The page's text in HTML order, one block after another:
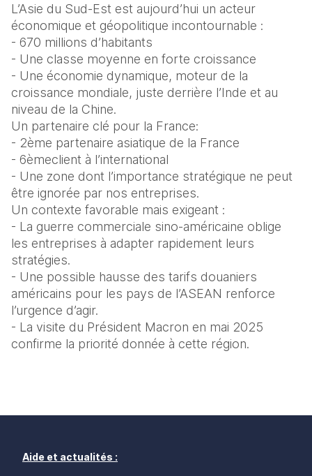
L’Asie du Sud-Est est aujourd’hui un acteur
économique et géopolitique incontournable :
- 670 millions d’habitants
- Une classe moyenne en forte croissance
- Une économie dynamique, moteur de la
croissance mondiale, juste derrière l’Inde et au
niveau de la Chine.
Un partenaire clé pour la France:
- 2ème partenaire asiatique de la France
- 6èmeclient à l’international
- Une zone dont l’importance stratégique ne peut
être ignorée par nos entreprises.
Un contexte favorable mais exigeant :
- La guerre commerciale sino-américaine oblige
les entreprises à adapter rapidement leurs
stratégies.
- Une possible hausse des tarifs douaniers
américains pour les pays de l’ASEAN renforce
l’urgence d’agir.
- La visite du Président Macron en mai 2025
confirme la priorité donnée à cette région.
Aide et actualités :